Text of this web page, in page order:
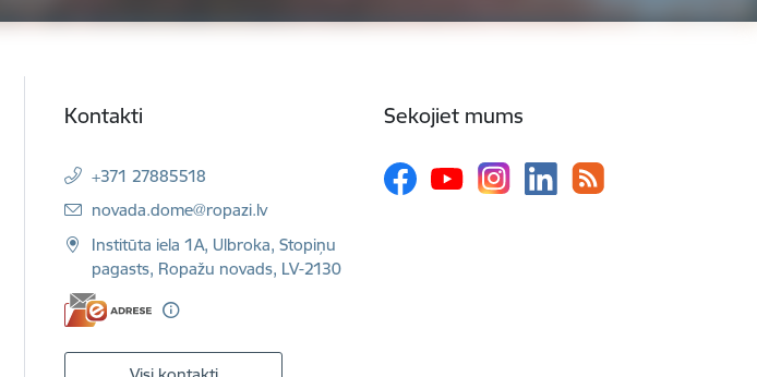
Kontakti
+371 27885518
E-pasts:
novada.dome@ropazi.lv
Institūta iela 1A, Ulbroka, Stopiņu
pagasts, Ropažu novads, LV-2130
Sekojiet mums